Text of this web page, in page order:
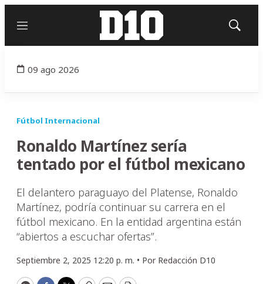
Menú
Mostrar
09 ago 2026
Fútbol Internacional
Ronaldo Martínez sería
tentado por el fútbol mexicano
El delantero paraguayo del Platense, Ronaldo
Martínez, podría continuar su carrera en el
fútbol mexicano. En la entidad argentina están
“abiertos a escuchar ofertas”.
Septiembre 2, 2025 12:20 p. m. • Por Redacción D10